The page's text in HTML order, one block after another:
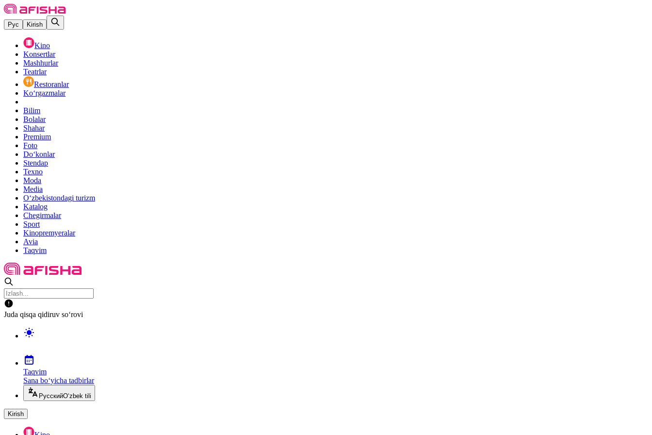
Рус Kirish
Kino
Konsertlar
Mashhurlar
Teatrlar
Restoranlar
Ko‘rgazmalar
Bilim
Bolalar
Shahar
Premium
Foto
Do‘konlar
Stendap
Texno
Moda
Media
O‘zbekistondagi turizm
Katalog
Chegirmalar
Sport
Kinopremyeralar
Avia
Taqvim
Juda qisqa qidiruv so‘rovi
Taqvim
Sana bo‘yicha tadbirlar
РусскийO‘zbek tili
Kirish